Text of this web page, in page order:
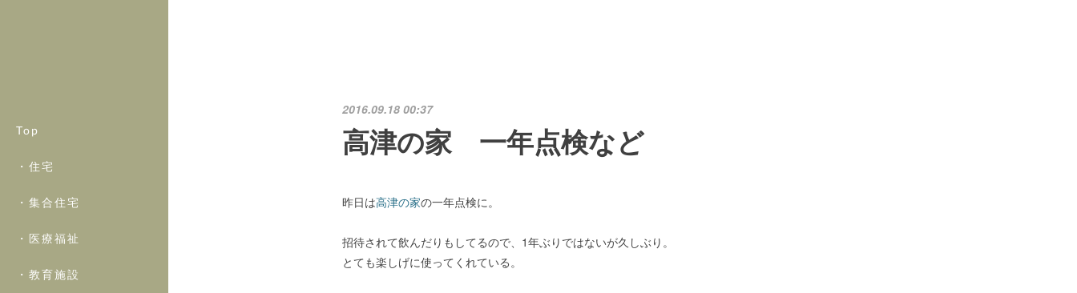
Top
・住宅
・集合住宅
・医療福祉
・教育施設
2016.09.18 00:37
高津の家 一年点検など
昨日は高津の家の一年点検に。
招待されて飲んだりもしてるので、1年ぶりではないが久しぶり。
とても楽しげに使ってくれている。